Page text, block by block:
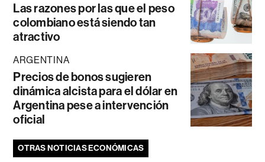
Las razones por las que el peso
colombiano está siendo tan
atractivo
ARGENTINA
Precios de bonos sugieren
dinámica alcista para el dólar en
Argentina pese a intervención
oficial
OTRAS NOTICIAS ECONÓMICAS